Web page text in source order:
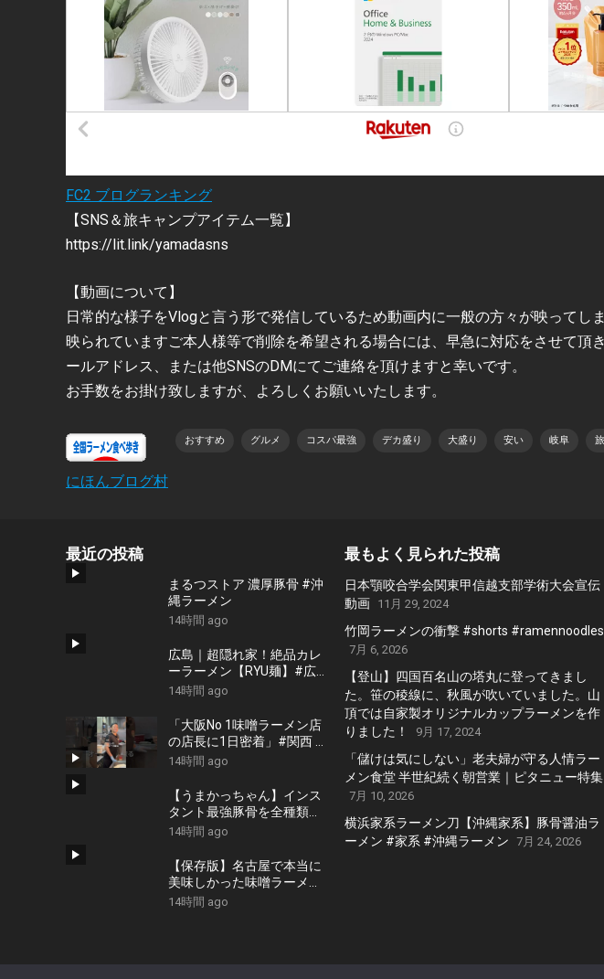
FC2 ブログランキング
【SNS＆旅キャンプアイテム一覧】
https://lit.link/yamadasns
【動画について】
日常的な様子をVlogと言う形で発信しているため動画内に一般の方々が映ってし
映られていますご本人様等で削除を希望される場合には、早急に対応をさせて頂
ールアドレス、または他SNSのDMにてご連絡を頂けますと幸いです。
お手数をお掛け致しますが、よろしくお願いいたします。
にほんブログ村
おすすめ グルメ コスパ最強 デカ盛り 大盛り 安い 岐阜
最近の投稿
まるつストア 濃厚豚骨 #沖
縄ラーメン
14時間 ago
広島｜超隠れ家！絶品カレ
ーラーメン【RYU麺】#広
島 #広島グルメ #広島ラン
ナー #japanesefood
#japantrip #hiroshima
14時間 ago
「大阪No 1味噌ラーメン店
の店長に1日密着」#関西 #
國丸 #大阪 #ラーメン
14時間 ago
【うまかっちゃん】インス
タント最強豚骨を全種類食
って格付けしてみた。
14時間 ago
【保存版】名古屋で本当に
美味しかった味噌ラーメン
１６軒 食べログ ラーメン
すすめの１６軒
14時間 ago
最もよく見られた投稿
日本顎咬合学会関東甲信越支部学術大会宣伝
動画
11月 29, 2024
竹岡ラーメンの衝撃 #shorts #ramennoodles
7月 6, 2026
【登山】四国百名山の塔丸に登ってきまし
た。笹の稜線に、秋風が吹いていました。山
頂では自家製オリジナルカップラーメンを作
りました！
9月 17, 2024
「儲けは気にしない」老夫婦が守る人情ラー
メン食堂 半世紀続く朝営業｜ピタニュー特集
7月 10, 2026
横浜家系ラーメン刀【沖縄家系】豚骨醤油ラ
ーメン #家系 #沖縄ラーメン 7月 24, 2026